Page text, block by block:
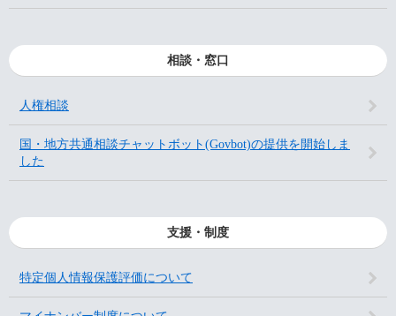
相談・窓口
人権相談
国・地方共通相談チャットボット(Govbot)の提供を開始しま
した
支援・制度
特定個人情報保護評価について